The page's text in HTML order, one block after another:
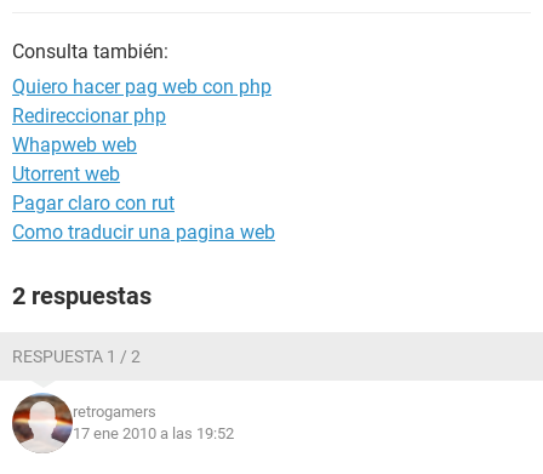
Consulta también:
Quiero hacer pag web con php
Redireccionar php
Whapweb web
Utorrent web
Pagar claro con rut
Como traducir una pagina web
2 respuestas
RESPUESTA 1 / 2
retrogamers
17 ene 2010 a las 19:52